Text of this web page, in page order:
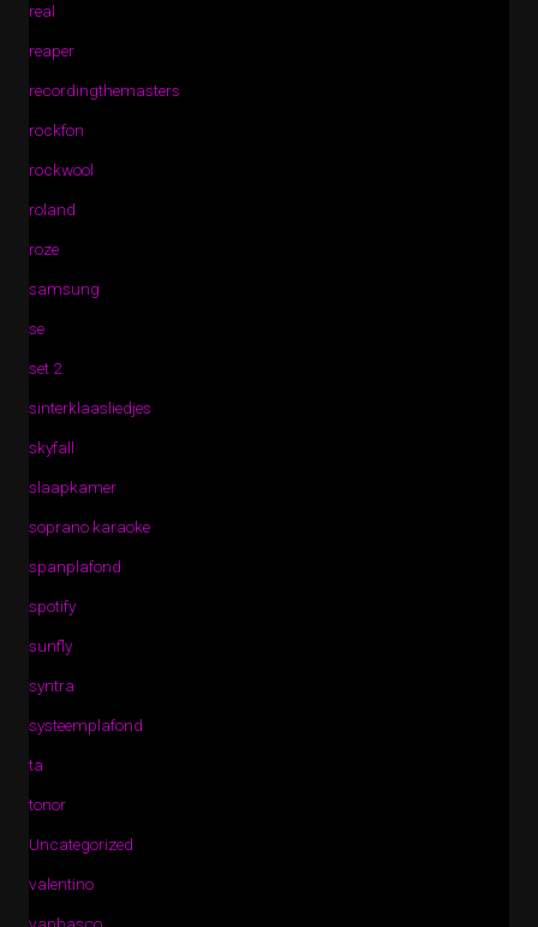
real
reaper
recordingthemasters
rockfon
rockwool
roland
roze
samsung
se
set 2
sinterklaasliedjes
skyfall
slaapkamer
soprano karaoke
spanplafond
spotify
sunfly
syntra
systeemplafond
ta
tonor
Uncategorized
valentino